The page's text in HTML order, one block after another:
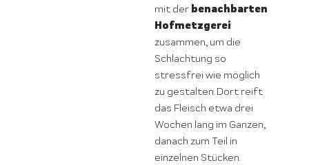
mit der benachbarten
Hofmetzgerei
zusammen, um die
Schlachtung so
stressfrei wie möglich
zu gestalten. Dort reift
das Fleisch etwa drei
Wochen lang im Ganzen,
danach zum Teil in
einzelnen Stücken.